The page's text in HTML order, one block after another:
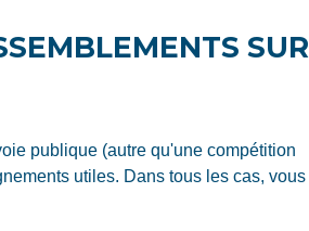
SUR
publique (autre qu'une compétition
utiles. Dans tous les cas, vous